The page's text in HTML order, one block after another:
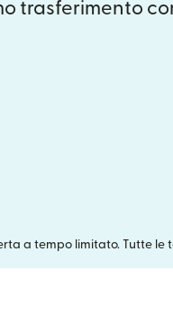
trasferimento
a tempo limitato. Tutte